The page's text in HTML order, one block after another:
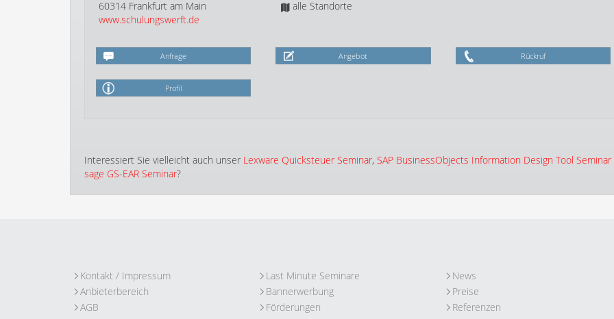
60314 Frankfurt am Main
www.schulungswerft.de
alle Standorte
Anfrage Angebot Rückruf
Profil
Interessiert Sie vielleicht auch unser Lexware Quicksteuer Seminar, SAP BusinessObjects Information Design Tool Seminar
sage GS-EAR Seminar?
Kontakt / Impressum
Anbieterbereich
AGB
Last Minute Seminare
Bannerwerbung
Förderungen
News
Preise
Referenzen